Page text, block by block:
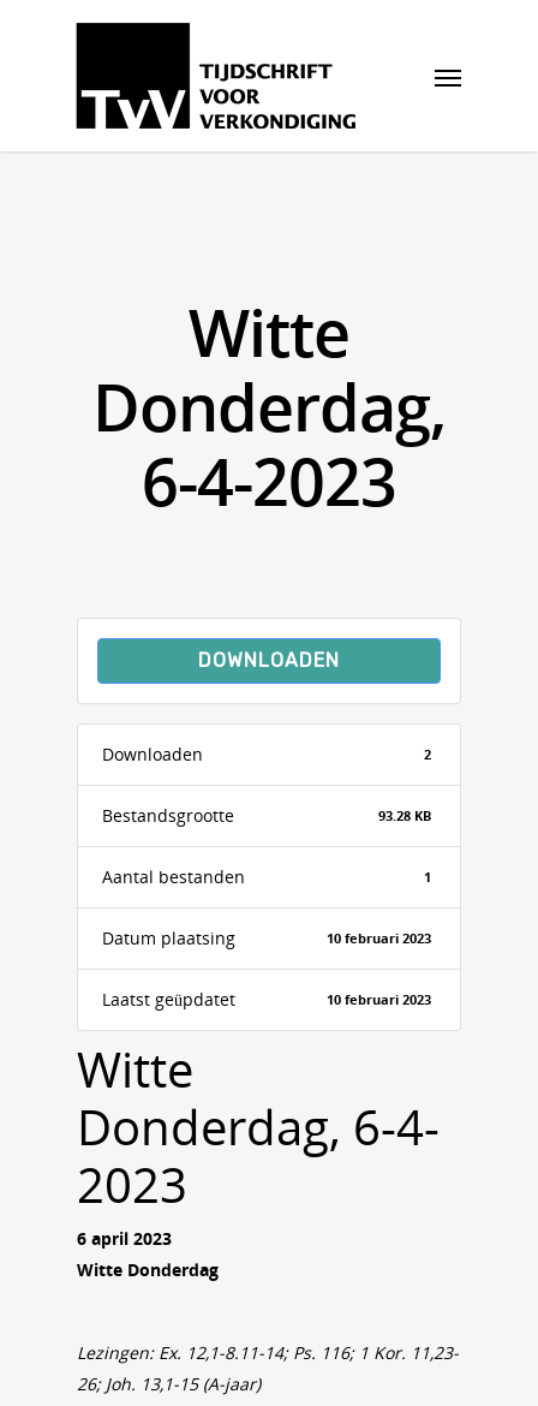
Witte
Donderdag,
6-4-2023
DOWNLOADEN
Downloaden 2
Bestandsgrootte 93.28 KB
Aantal bestanden 1
Datum plaatsing 10 februari 2023
Laatst geüpdatet 10 februari 2023
Witte
Donderdag, 6-4-
2023
6 april 2023
Witte Donderdag
Lezingen: Ex. 12,1-8.11-14; Ps. 116; 1 Kor. 11,23-
26; Joh. 13,1-15 (A-jaar)